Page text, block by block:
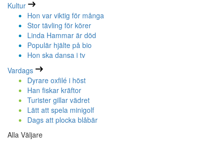
Kultur
Hon var viktig för många
Stor tävling för körer
Linda Hammar är död
Populär hjälte på bio
Hon ska dansa i tv
Vardags
Dyrare oxfilé i höst
Han fiskar kräftor
Turister gillar vädret
Lätt att spela minigolf
Dags att plocka blåbär
Alla Väljare